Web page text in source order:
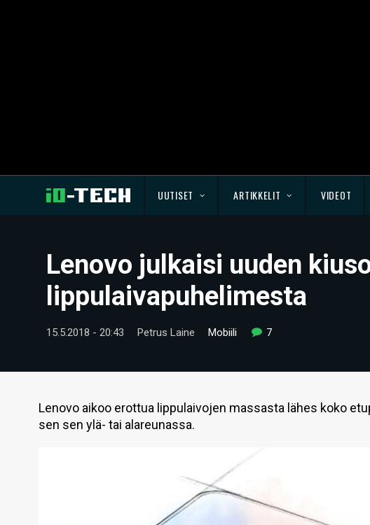
UUTISET ARTIKKELIT VIDEOT
Lenovo julkaisi uuden
lippulaivapuhelimesta
15.5.2018 - 20:43 Petrus Laine Mobiili 7
Lenovo aikoo erottua lippulaivojen massasta lähes koko
sen sen ylä- tai alareunassa.